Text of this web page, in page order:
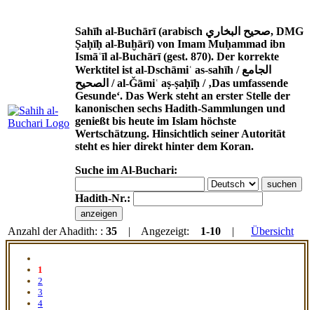
Sahīh al-Buchārī (arabisch صحيح البخاري, DMG
Ṣaḥīḥ al-Buḫārī) von Imam Muḥammad ibn
Ismāʿīl al-Buchārī (gest. 870). Der korrekte
Werktitel ist al-Dschāmiʿ as-sahīh / الجامع
الصحيح / al-Ǧāmiʿ aṣ-ṣaḥīḥ / ‚Das umfassende
Gesunde‘. Das Werk steht an erster Stelle der
kanonischen sechs Hadith-Sammlungen und
genießt bis heute im Islam höchste
Wertschätzung. Hinsichtlich seiner Autorität
steht es hier direkt hinter dem Koran.
Suche im Al-Buchari:
Hadith-Nr.:
Anzahl der Ahadith: : 35 | Angezeigt: 1-10 | Übersicht
1
2
3
4